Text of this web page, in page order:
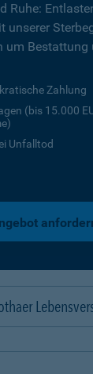
Ruhe:
unserer
um Bestattung
Zahlung
(bis 15.000
Unfalltod